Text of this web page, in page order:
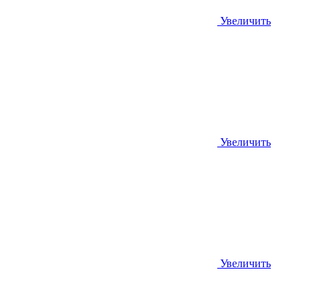
Увеличить
Увеличить
Увеличить